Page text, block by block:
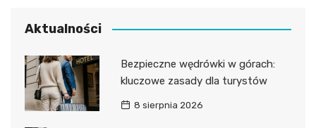
Aktualności
Bezpieczne wędrówki w górach:
kluczowe zasady dla turystów
8 sierpnia 2026